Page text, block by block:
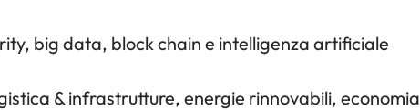
big data, block chain e intelligenza artificiale
& infrastrutture, energie rinnovabili, economia